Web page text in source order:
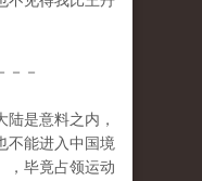
－－
是意料之内，
不能进入中国境
，毕竟占领运动